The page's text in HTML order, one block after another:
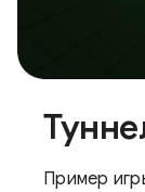
Пример